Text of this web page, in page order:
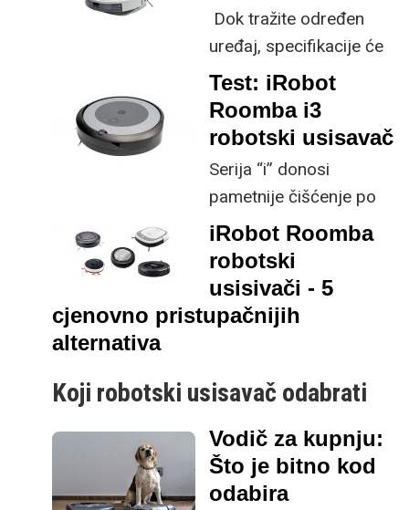
njih trošiti puno novaca
da biste bili sigurni da
ste dobili kvalitetan
kućni pomagač ili to
mogu i jeftnije verzije i
koje to nove tehnologije
kriju poznati brandovi
testirali smo u VIDILAB-
u.
Dok tražite određen
uređaj, specifikacije će
vam često reći sve što
trebate znati. Deebot
ističe da mu
doseže 2 300 Pa.
Test: iRobot
Roomba i3
robotski usisavač
Serija “i” donosi
pametnije čišćenje po
prihvatljivijoj cijeni, a
zahvaljujući posebnom
dizajnu valjaka nešto je
prikladniji za kućanstva
s tepisima.
iRobot Roomba
robotski
usisivači - 5
cjenovno pristupačnijih
alternativa
Koji robotski usisavač odabrati
Robotski usisavači kategorija je koja i dalje
doživljava nevjerojatnu ekspanziju. U
proteklih 20 godina tehnologija je podosta
Vodič za kupnju:
Što je bitno kod
odabira